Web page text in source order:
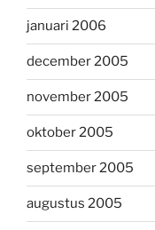
januari 2006
december 2005
november 2005
oktober 2005
september 2005
augustus 2005